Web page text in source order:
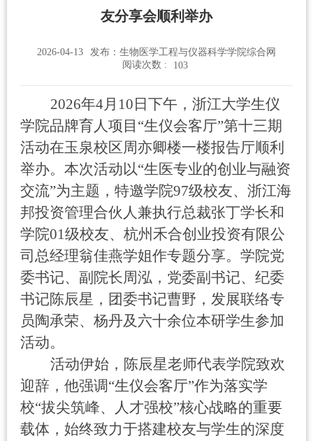
友分享会顺利举办
2026-04-13
发布：生物医学工程与仪器科学学院综合网
阅读次数 :
103
2026年4月 10 日下午，浙江大学生仪
学院品牌育人项目 “生仪会客厅”第十三期
活动在玉泉校区周亦卿楼一楼报告厅顺利
举办。本次活动以“生医专业的创业与融资
交流”为主题，特邀学院97级校友、浙江海
邦投资管理合伙人兼执行总裁张丁学长和
学院01级校友、杭州禾合创业投资有限公
司总经理翁佳燕学姐作专题分享。学院党
委书记、副院长周泓，党委副书记、纪委
书记陈辰星，团委书记曹野，发展联络专
员陶承荣、杨丹及六十余位本研学生参加
活动。
活动伊始，陈辰星老师代表学院致欢
迎辞，他强调“生仪会客厅”作为落实学
校“拔尖筑峰、人才强校”核心战略的重要
载体，始终致力于搭建校友与学生的深度